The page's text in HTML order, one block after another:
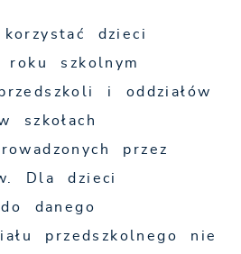
dzieci
roku szkolnym
i oddziałów
szkołach
przez
Dla dzieci
danego
przedszkolnego nie